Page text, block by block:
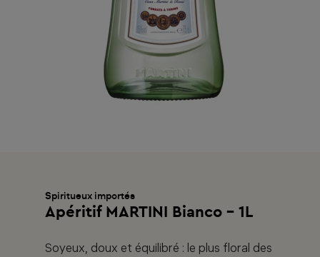
Spiritueux importés
Apéritif MARTINI Bianco - 1L
Soyeux, doux et équilibré : le plus floral des